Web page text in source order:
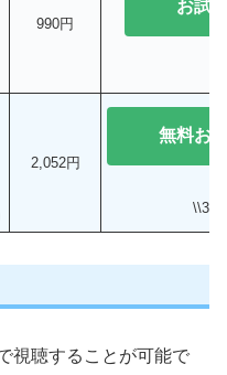
990円
お試
2,052円
無料お
\\30
視聴することが可能で